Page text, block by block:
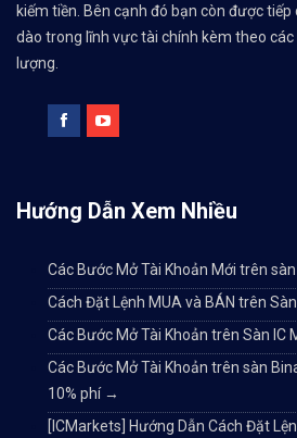
kiếm tiền. Bên cạnh đó bạn còn được
dào trong lĩnh vực tài chính kèm theo
lượng.
Hướng Dẫn Xem Nhiều
Các Bước Mở Tài Khoản Mới trên
Cách Đặt Lệnh MUA và BÁN trên
Các Bước Mở Tài Khoản trên Sàn IC
Các Bước Mở Tài Khoản trên sàn
10% phí →
[ICMarkets] Hướng Dẫn Cách Đặt